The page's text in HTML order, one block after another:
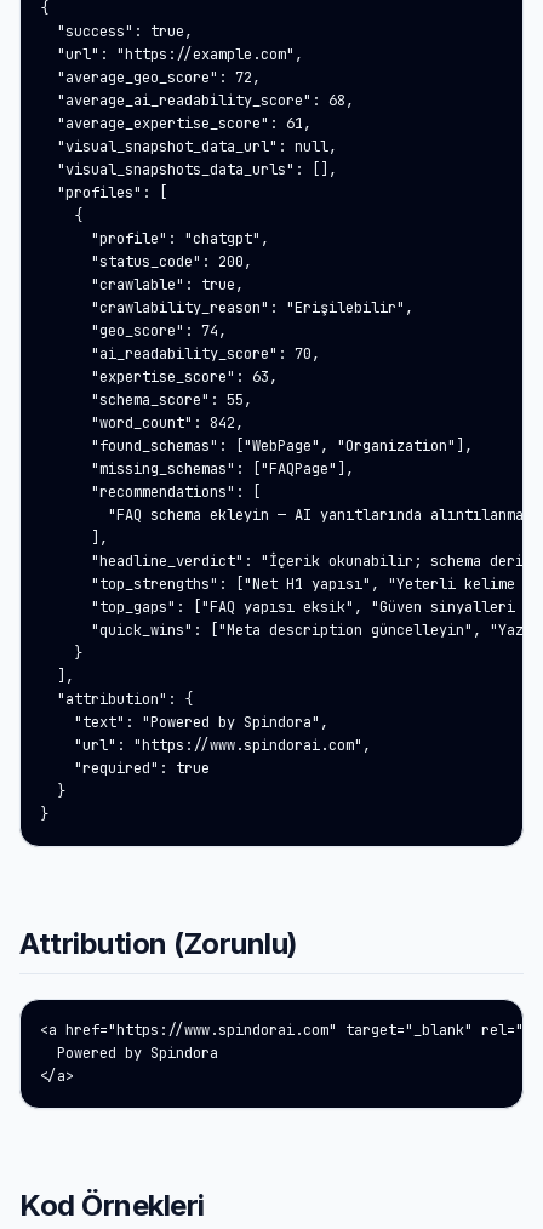
{
  "success": true,
  "url": "https://example.com",
  "average_geo_score": 72,
  "average_ai_readability_score": 68,
  "average_expertise_score": 61,
  "visual_snapshot_data_url": null,
  "visual_snapshots_data_urls": [],
  "profiles": [
    {
      "profile": "chatgpt",
      "status_code": 200,
      "crawlable": true,
      "crawlability_reason": "Erişilebilir",
      "geo_score": 74,
      "ai_readability_score": 70,
      "expertise_score": 63,
      "schema_score": 55,
      "word_count": 842,
      "found_schemas": ["WebPage", "Organization"],
      "missing_schemas": ["FAQPage"],
      "recommendations": [
"FAQ schema ekleyin — AI yanıtlarında alıntılanma
      ],
"headline_verdict": "İçerik okunabilir; schema
"top_strengths": ["Net H1 yapısı", "Yeterli kelime
"top_gaps": ["FAQ yapısı eksik", "Güven sinyalleri
"quick_wins": ["Meta description güncelleyin",
    }
  ],
  "attribution": {
    "text": "Powered by Spindora",
    "url": "https://www.spindorai.com",
    "required": true
  }
}
Attribution (Zorunlu)
<a href="https://www.spindorai.com" target="_blank"
  Powered by Spindora
</a>
Kod Örnekleri